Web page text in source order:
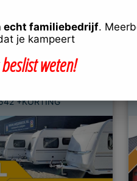
+KORTING
echt familiebedrijf.
je kampeert
weten!